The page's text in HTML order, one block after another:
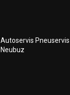
Autoservis
Neubuz